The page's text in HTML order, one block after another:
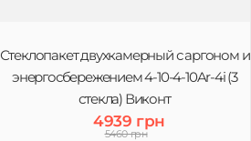
Стеклопакет двухкамерный с аргоном и
энергосбережением 4-10-4-10Ar-4i (3
стекла) Виконт
4939 грн
5460 грн